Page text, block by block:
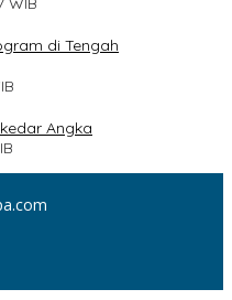
di Tengah
Angka